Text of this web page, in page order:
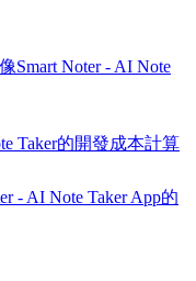
Smart Noter - AI Note
Taker的開發成本計算
- AI Note Taker App的